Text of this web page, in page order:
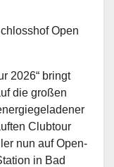
Open
2026“ bringt
die großen
Clubtour
nun auf Open-
in Bad